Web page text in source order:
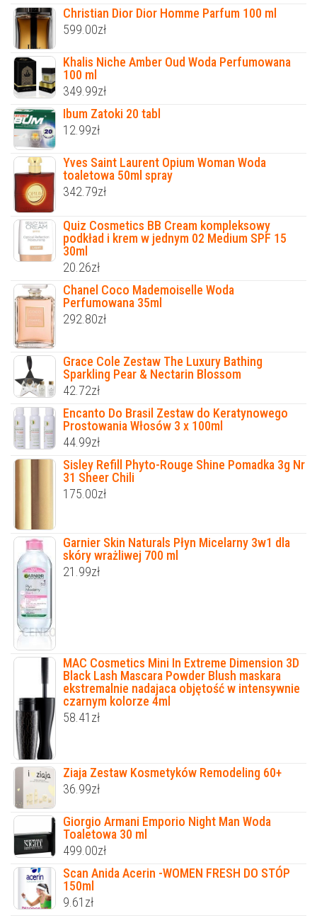
Christian Dior Dior Homme Parfum 100 ml
599.00zł
Khalis Niche Amber Oud Woda Perfumowana
100 ml
349.99zł
Ibum Zatoki 20 tabl
12.99zł
Yves Saint Laurent Opium Woman Woda
toaletowa 50ml spray
342.79zł
Quiz Cosmetics BB Cream kompleksowy
podkład i krem w jednym 02 Medium SPF 15
30ml
20.26zł
Chanel Coco Mademoiselle Woda
Perfumowana 35ml
292.80zł
Grace Cole Zestaw The Luxury Bathing
Sparkling Pear & Nectarin Blossom
42.72zł
Encanto Do Brasil Zestaw do Keratynowego
Prostowania Włosów 3 x 100ml
44.99zł
Sisley Refill Phyto-Rouge Shine Pomadka 3g Nr
31 Sheer Chili
175.00zł
Garnier Skin Naturals Płyn Micelarny 3w1 dla
skóry wrażliwej 700 ml
21.99zł
MAC Cosmetics Mini In Extreme Dimension 3D
Black Lash Mascara Powder Blush maskara
ekstremalnie nadajaca objętość w intensywnie
czarnym kolorze 4ml
58.41 zł
Ziaja Zestaw Kosmetyków Remodeling 60+
36.99zł
Giorgio Armani Emporio Night Man Woda
Toaletowa 30 ml
499.00zł
Scan Anida Acerin -WOMEN FRESH DO STÓP
150ml
9.61 zł